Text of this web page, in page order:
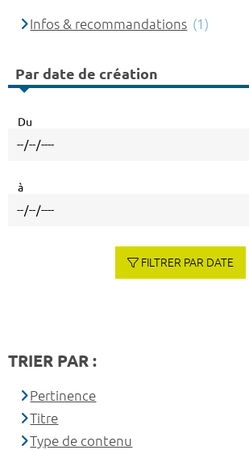
Infos & recommandations (1)
Par date de création
Du
à
FILTRER PAR DATE
TRIER PAR :
Pertinence
Titre
Type de contenu